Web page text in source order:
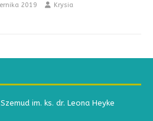
2019 Krysia
im. ks. dr. Leona Heyke